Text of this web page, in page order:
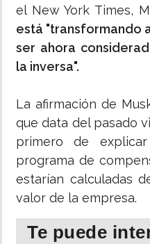
el New York Times,
está "transformando
ser ahora
la inversa".
La afirmación de
que data del pasado
primero de
programa de
estarían calculadas
valor de la empresa.
Te puede